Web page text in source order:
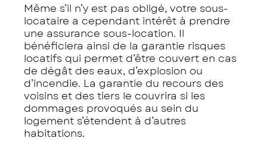
Même s’il n’y est pas obligé, votre sous-
locataire a cependant intérêt à prendre
une assurance sous-location. Il
bénéficiera ainsi de la garantie risques
locatifs qui permet d’être couvert en cas
de dégât des eaux, d’explosion ou
d’incendie. La garantie du recours des
voisins et des tiers le couvrira si les
dommages provoqués au sein du
logement s’étendent à d’autres
habitations.